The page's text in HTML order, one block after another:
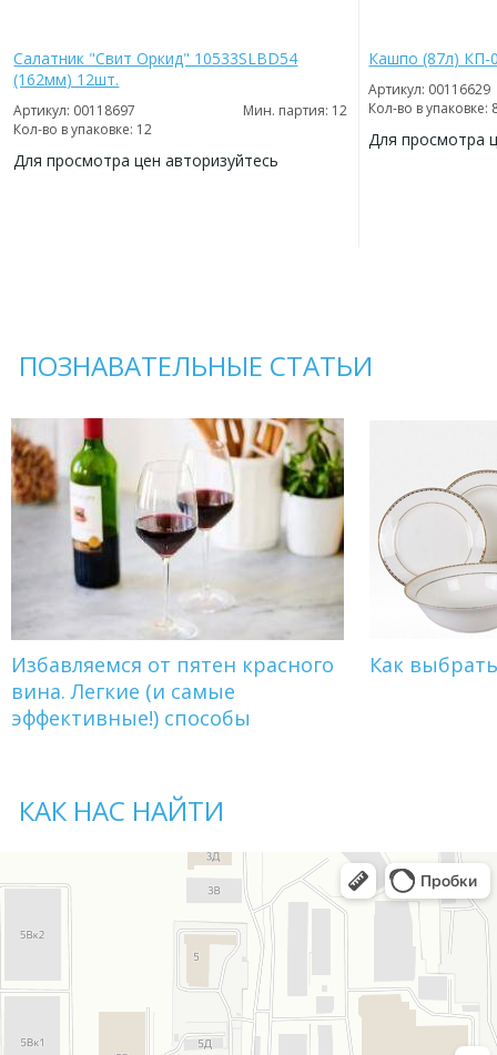
Салатник "Свит Оркид" 10533SLBD54
(162мм) 12шт.
Артикул: 00118697
Мин. партия: 12
Кол-во в упаковке: 12
Для просмотра цен авторизуйтесь
Кашпо (87л) КП-
Артикул: 00116629
Кол-во в упаковке:
Для просмотра
ПОЗНАВАТЕЛЬНЫЕ СТАТЬИ
Избавляемся от пятен красного
вина. Легкие (и самые
эффективные!) способы
Как
КАК НАС НАЙТИ